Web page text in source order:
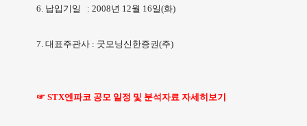
6. 납입기일 : 2008년 12월 16일(화)
7. 대표주관사 : 굿모닝신한증권(주)
☞ STX엔파코 공모 일정 및 분석자료 자세히보기